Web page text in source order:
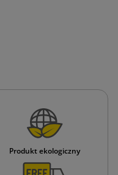
Produkt ekologiczny